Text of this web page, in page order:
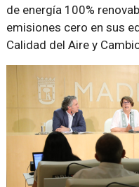
de energía 100%
emisiones cero en sus
Calidad del Aire y